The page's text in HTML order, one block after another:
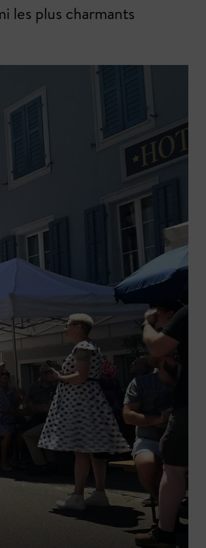
les plus charmants